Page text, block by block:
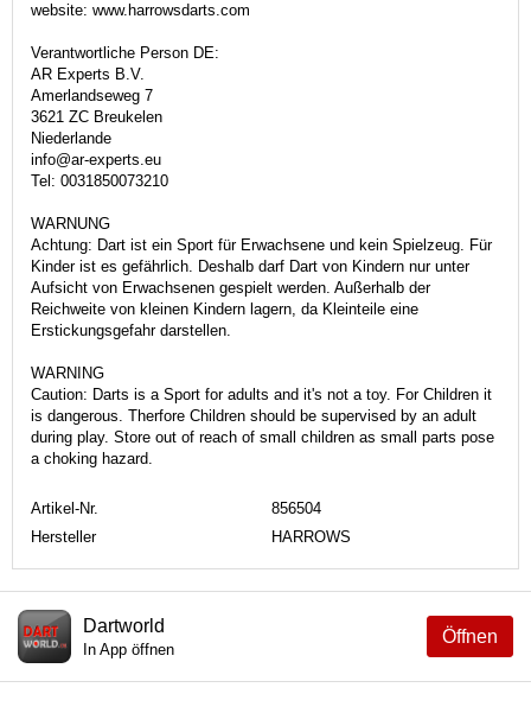
website: www.harrowsdarts.com
Verantwortliche Person DE:
AR Experts B.V.
Amerlandseweg 7
3621 ZC Breukelen
Niederlande
info@ar-experts.eu
Tel: 0031850073210
WARNUNG
Achtung: Dart ist ein Sport für Erwachsene und kein Spielzeug. Für
Kinder ist es gefährlich. Deshalb darf Dart von Kindern nur unter
Aufsicht von Erwachsenen gespielt werden. Außerhalb der
Reichweite von kleinen Kindern lagern, da Kleinteile eine
Erstickungsgefahr darstellen.
WARNING
Caution: Darts is a Sport for adults and it's not a toy. For Children it
is dangerous. Therfore Children should be supervised by an adult
during play. Store out of reach of small children as small parts pose
a choking hazard.
Artikel-Nr.
856504
Hersteller
HARROWS
Öffnen
Dartworld
In App öffnen